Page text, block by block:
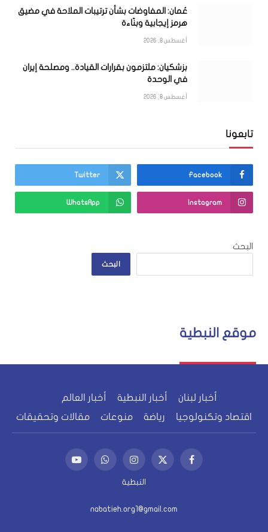
عُمان: المفاوضات بشأن ترتيبات الملاحة في مضيق
هرمز إيجابية وبنّاءة
أغسطس 8, 2026
بزشكيان: ملتزمون بقرارات القيادة.. ومصلحة إيران
في الوحدة
أغسطس 8, 2026
تابعونا
Facebook
Twitter
Instagram
WhatsApp
البحث
البحث
موقع النبطية
أخبار لبنان أخبار النبطية
أخبار العالم
اقتصاد وتكنولوجيا
رياضة منوعات مقالات وتحقيقات
فيسبوكX
(Twitter)
الانستغرامواتساب يوتيوب
النبطية
nabatieh.org1@gmail.com